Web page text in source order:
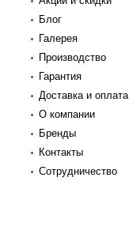
Блог
Галерея
Производство
Гарантия
Доставка и оплата
О компании
Бренды
Контакты
Сотрудничество